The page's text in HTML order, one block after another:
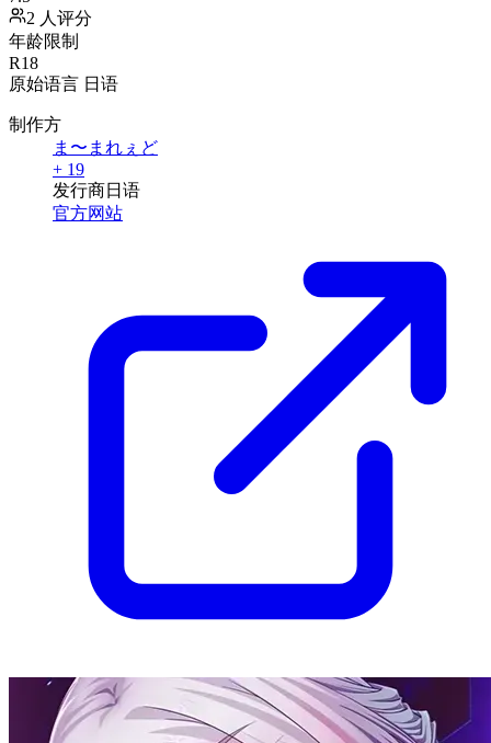
2 人评分
年龄限制
R18
原始语言 日语
制作方
ま〜まれぇど
+ 19
发行商日语
官方网站